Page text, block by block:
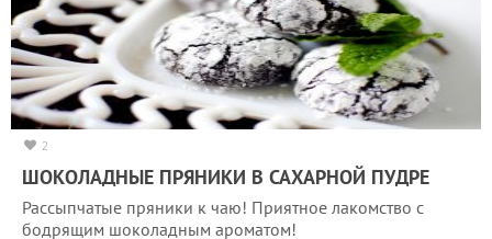
2
ШОКОЛАДНЫЕ ПРЯНИКИ В САХАРНОЙ ПУДРЕ
Рассыпчатые пряники к чаю! Приятное лакомство с
бодрящим шоколадным ароматом!